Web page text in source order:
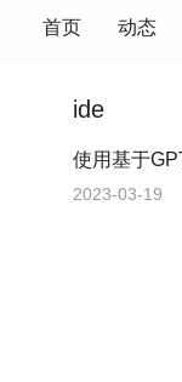
首页 动态
ide
使用基于
2023-03-19